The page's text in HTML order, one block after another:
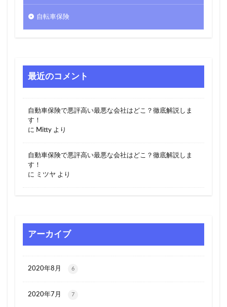
自転車保険
最近のコメント
自動車保険で悪評高い最悪な会社はどこ？徹底解説しま
す！
に Mitty より
自動車保険で悪評高い最悪な会社はどこ？徹底解説しま
す！
に ミツヤ より
アーカイブ
2020年8月 6
2020年7月 7